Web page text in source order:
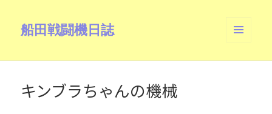
船田戦闘機日誌
ーとウ
キンブラちゃんの機械